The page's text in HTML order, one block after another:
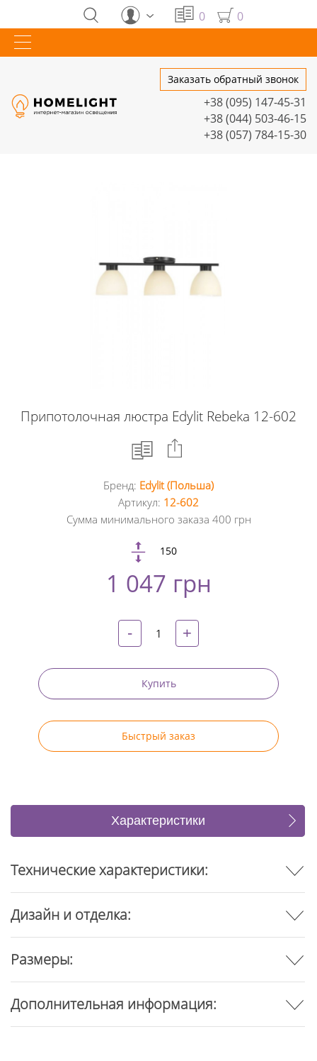
0 0
Заказать обратный звонок
+38 (095) 147-45-31
+38 (044) 503-46-15
+38 (057) 784-15-30
Припотолочная люстра Edylit Rebeka 12-602
Facebook
Twitter
Pinterest
Бренд: Edylit (Польша)
Артикул: 12-602
Сумма минимального заказа 400 грн
150
1 047 грн
- +
Купить
Быстрый заказ
Характеристики
Отзывы
Технические характеристики:
Дизайн и отделка:
Размеры:
Дополнительная информация: